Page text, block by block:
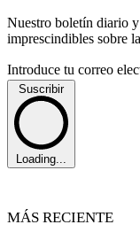
Nuestro boletín diario
imprescindibles sobre
Introduce tu correo
Suscribir
Loading...
MÁS RECIENTE